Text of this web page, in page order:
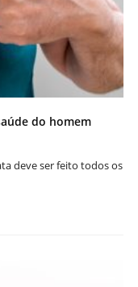
do homem
deve ser feito todos os